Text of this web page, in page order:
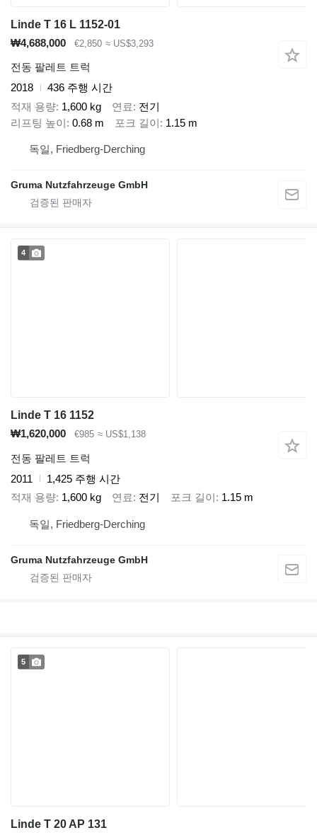
Linde T 16 L 1152-01
₩4,688,000
€2,850 ≈ US$3,293
전동 팔레트 트럭
2018
436 주행 시간
적재 용량 1,600 kg 연료
전기
리프팅 높이 0.68 m 포크 길이 1.15 m
독일, Friedberg-Derching
Gruma Nutzfahrzeuge GmbH
4
Linde T 16 1152
₩1,620,000
€985 ≈ US$1,138
전동 팔레트 트럭
2011
1,425 주행 시간
적재 용량 1,600 kg 연료 전기 포크 길이 1.15 m
독일, Friedberg-Derching
Gruma Nutzfahrzeuge GmbH
5
Linde T 20 AP 131